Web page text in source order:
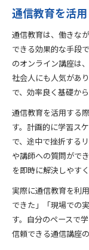
通信教育を活
通信教育は、働きな
できる効果的な手段
のオンライン講座は
社会人にも人気があ
で、効率良く基礎か
通信教育を活用する
す。計画的に学習ス
で、途中で挫折する
や講師への質問がで
を即時に解決しやすく
実際に通信教育を利
できた」「現場での
す。自分のペースで
信頼できる通信講座